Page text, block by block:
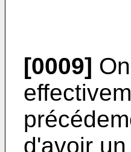
[0009]
d'avoir